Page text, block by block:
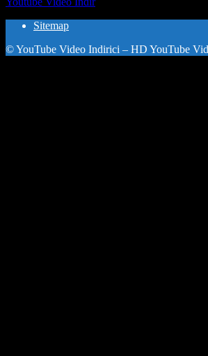
Sitemap
© YouTube Video Indirici – HD YouTube